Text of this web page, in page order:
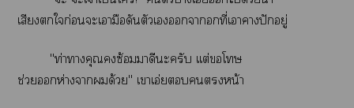
เสียงใก่อนะเามือดันตัวเาที่เาาปักอยู่
"ท่าาคุณซ้อมมาดีะครับ เเต่โ
ช่วยห่างาด้วย" เาเอ่ยหน้า